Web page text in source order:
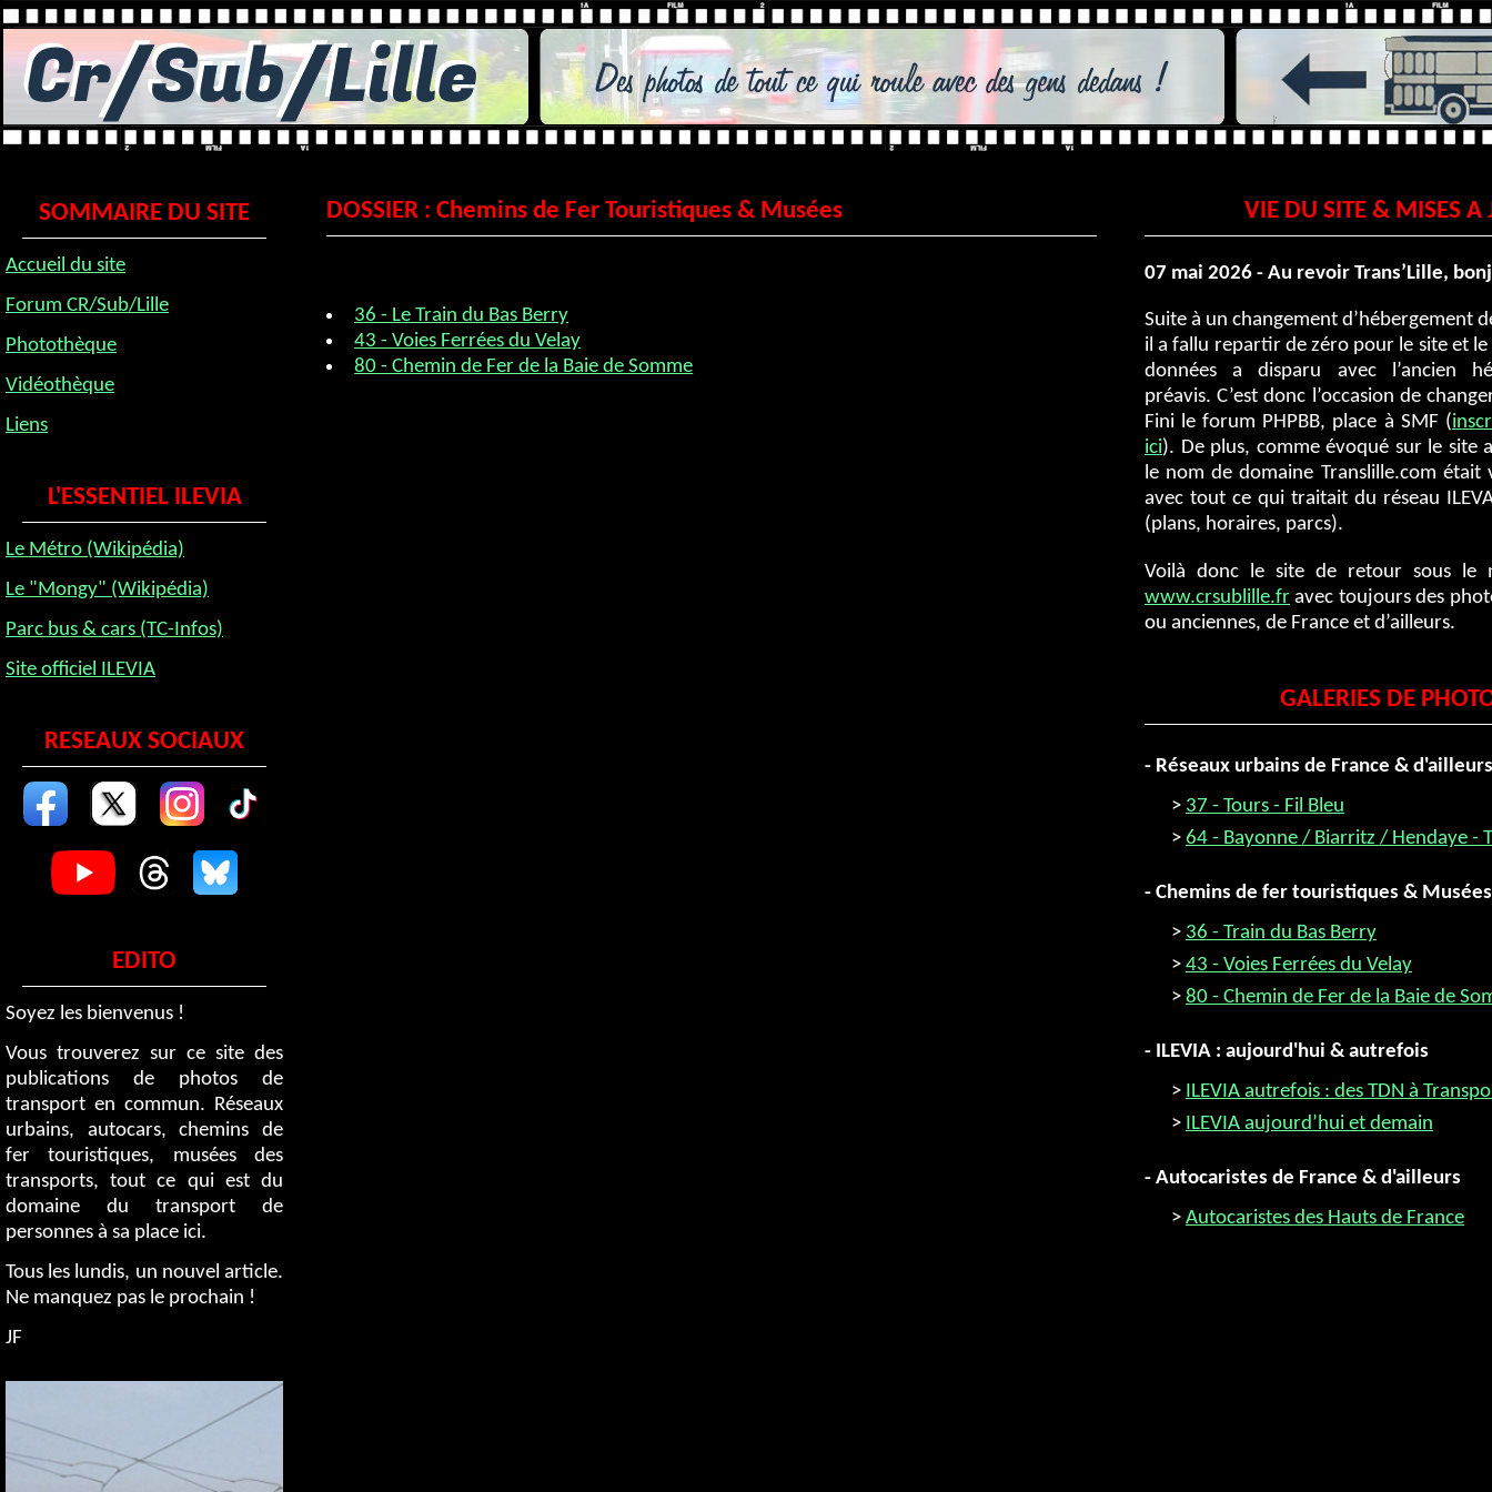
SOMMAIRE DU SITE
Accueil du site
Forum CR/Sub/Lille
Photothèque
Vidéothèque
Liens
L'ESSENTIEL ILEVIA
Le Métro (Wikipédia)
Le "Mongy" (Wikipédia)
Parc bus & cars (TC-Infos)
Site officiel ILEVIA
RESEAUX SOCIAUX
EDITO
Soyez les bienvenus !
Vous trouverez sur ce site des
publications de photos de
transport en commun. Réseaux
urbains, autocars, chemins de
fer touristiques, musées des
transports, tout ce qui est du
domaine du transport de
personnes à sa place ici.
Tous les lundis, un nouvel article.
Ne manquez pas le prochain !
JF
DOSSIER : Chemins de Fer Touristiques & Musées
36 - Le Train du Bas Berry
43 - Voies Ferrées du Velay
80 - Chemin de Fer de la Baie de Somme
VIE DU SITE & MISES A
07 mai 2026 - Au revoir Trans’Lille,
Suite à un changement d’hébergement
il a fallu repartir de zéro pour le site et
données a disparu avec l’ancien
préavis. C’est donc l’occasion de
Fini le forum PHPBB, place à SMF (
ici). De plus, comme évoqué sur le site
le nom de domaine Translille.com était
avec tout ce qui traitait du réseau
(plans, horaires, parcs).
Voilà donc le site de retour sous le
www.crsublille.fr avec toujours des
ou anciennes, de France et d’ailleurs.
GALERIES DE
- Réseaux urbains de France & d'ailleurs
> 37 - Tours - Fil Bleu
> 64 - Bayonne / Biarritz / Hendaye -
- Chemins de fer touristiques & Musées
> 36 - Train du Bas Berry
> 43 - Voies Ferrées du Velay
> 80 - Chemin de Fer de la Baie de
- ILEVIA : aujourd'hui & autrefois
>
ILEVIA autrefois : des TDN à
>
ILEVIA aujourd’hui et demain
- Autocaristes de France & d'ailleurs
> Autocaristes des Hauts de France